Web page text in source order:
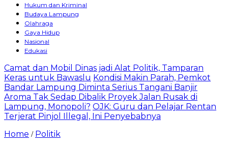
Hukum dan Kriminal
Budaya Lampung
Olahraga
Gaya Hidup
Nasional
Edukasi
Camat dan Mobil Dinas jadi Alat Politik, Tamparan
Keras untuk Bawaslu Kondisi Makin Parah, Pemkot
Bandar Lampung Diminta Serius Tangani Banjir
Aroma Tak Sedap Dibalik Proyek Jalan Rusak di
Lampung, Monopoli? OJK: Guru dan Pelajar Rentan
Terjerat Pinjol Illegal, Ini Penyebabnya
Home / Politik